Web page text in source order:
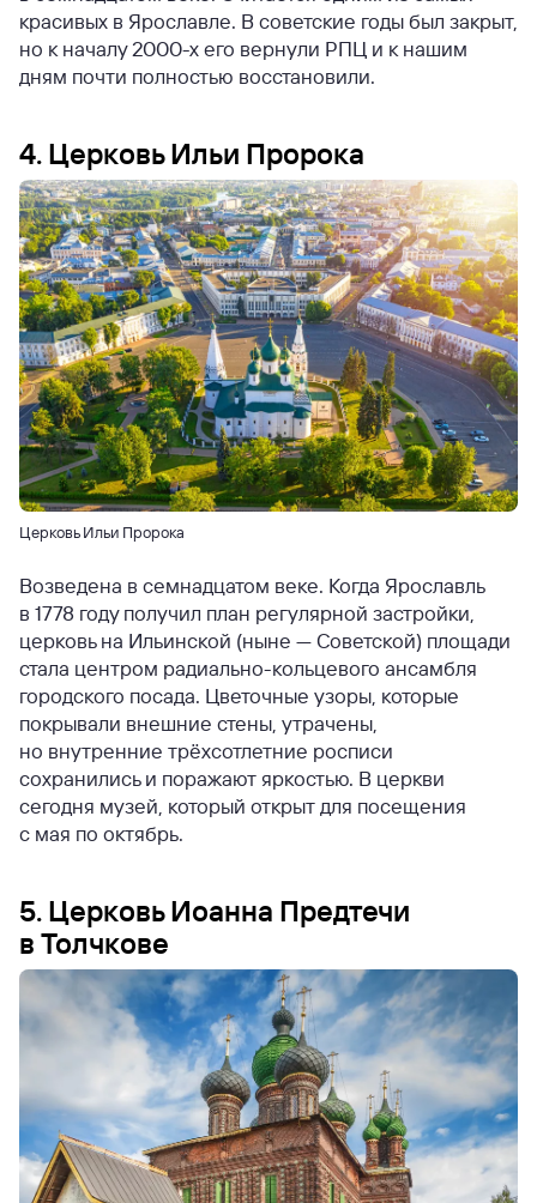
красивых в Ярославле. В советские годы был закрыт,
но к началу 2000-х его вернули РПЦ и к нашим
дням почти полностью восстановили.
4. Церковь Ильи Пророка
Церковь Ильи Пророка
Возведена в семнадцатом веке. Когда Ярославль
в 1778 году получил план регулярной застройки,
церковь на Ильинской (ныне — Советской) площади
стала центром радиально-кольцевого ансамбля
городского посада. Цветочные узоры, которые
покрывали внешние стены, утрачены,
но внутренние трёхсотлетние росписи
сохранились и поражают яркостью. В церкви
сегодня музей, который открыт для посещения
с мая по октябрь.
5. Церковь Иоанна Предтечи
в Толчкове